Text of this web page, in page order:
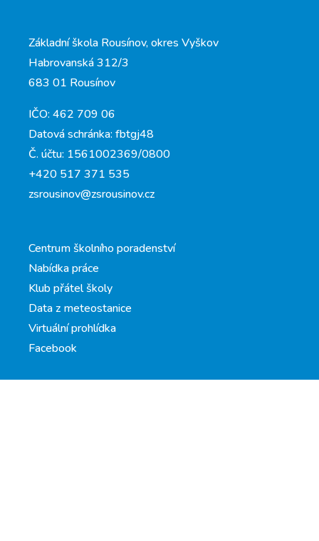
Základní škola Rousínov, okres Vyškov
Habrovanská 312/3
683 01 Rousínov
IČO: 462 709 06
Datová schránka: fbtgj48
Č. účtu: 1561002369/0800
+420 517 371 535
zsrousinov@zsrousinov.cz
Centrum školního poradenství
Nabídka práce
Klub přátel školy
Data z meteostanice
Virtuální prohlídka
Facebook